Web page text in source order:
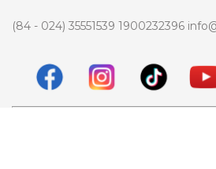
(84 - 024) 35551539 1900232396